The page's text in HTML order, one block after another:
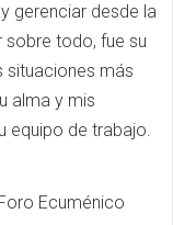
gerenciar desde la
sobre todo, fue su
situaciones más
alma y mis
equipo de trabajo.
Ecuménico